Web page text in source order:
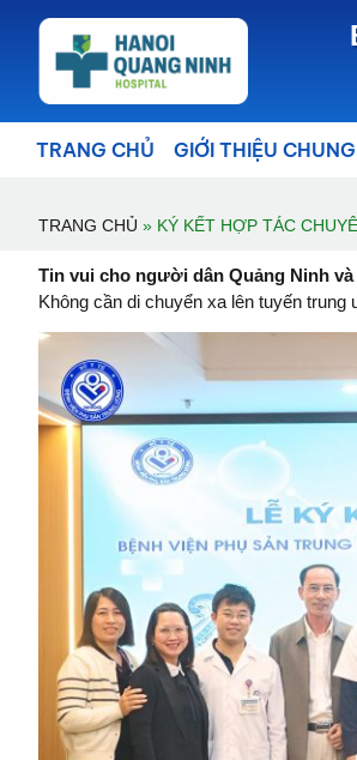
TRANG CHỦ GIỚI THIỆU CHUNG
TRANG CHỦ » KÝ KẾT HỢP TÁC
Tin vui cho người dân Quảng Ninh
Không cần di chuyển xa lên tuyến